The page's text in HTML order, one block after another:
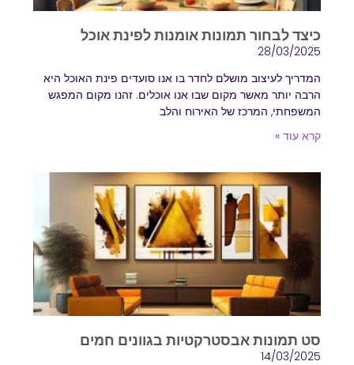
font_download סמן קישורים
לאפס
את
השארת משוב
כיצד לבחור תמונות אומנות לפינת אוכל
28/03/2025
המדריך לעיצוב מושלם לחדר בו אנו סועדים פינת האוכל היא
הרבה יותר מאשר מקום שבו אנו אוכלים. זהנו מקום המפגש
המשפחתי, המרכז של האירוח והלב
קרא עוד »
סט תמונות אבסטרקטיות בגוונים חמים
14/03/2025